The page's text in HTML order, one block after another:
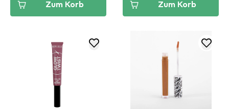
Zum Korb Zum Korb